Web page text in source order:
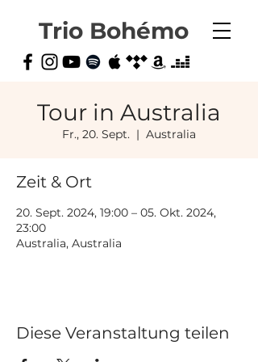
Trio Bohémo
Tour in Australia
Fr., 20. Sept.
  |
Australia
Zeit & Ort
20. Sept. 2024, 19:00 – 05. Okt. 2024,
23:00
Australia, Australia
Diese Veranstaltung teilen